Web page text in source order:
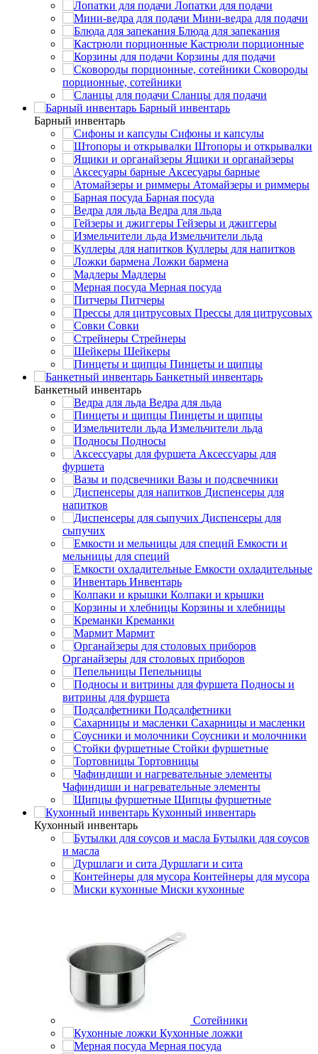
Лопатки для подачи
Мини-ведра для подачи
Блюда для запекания
Кастрюли порционные
Корзины для подачи
Сковороды
порционные, сотейники
Сланцы для подачи
Барный инвентарь
Барный инвентарь
Сифоны и капсулы
Штопоры и открывалки
Ящики и органайзеры
Аксесуары барные
Атомайзеры и риммеры
Барная посуда
Ведра для льда
Гейзеры и джиггеры
Измельчители льда
Куллеры для напитков
Ложки бармена
Мадлеры
Мерная посуда
Питчеры
Прессы для цитрусовых
Совки
Стрейнеры
Шейкеры
Пинцеты и щипцы
Банкетный инвентарь
Банкетный инвентарь
Ведра для льда
Пинцеты и щипцы
Измельчители льда
Подносы
Аксессуары для
фуршета
Вазы и подсвечники
Диспенсеры для
напитков
Диспенсеры для
сыпучих
Емкости и
мельницы для специй
Емкости охладительные
Инвентарь
Колпаки и крышки
Корзины и хлебницы
Креманки
Мармит
Органайзеры для столовых приборов
Пепельницы
Подносы и
витрины для фуршета
Подсалфетники
Сахарницы и масленки
Соусники и молочники
Стойки фуршетные
Тортовницы
Чафиндиши и нагревательные элементы
Щипцы фуршетные
Кухонный инвентарь
Кухонный инвентарь
Бутылки для соусов
и масла
Дуршлаги и сита
Контейнеры для мусора
Миски кухонные
Сотейники
Кухонные ложки
Мерная посуда